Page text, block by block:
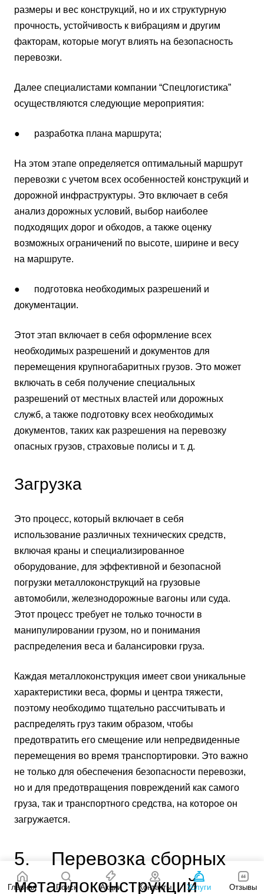
размеры и вес конструкций, но и их структурную
прочность, устойчивость к вибрациям и другим
факторам, которые могут влиять на безопасность
перевозки.
Далее специалистами компании “Спецлогистика”
осуществляются следующие мероприятия:
● разработка плана маршрута;
На этом этапе определяется оптимальный маршрут
перевозки с учетом всех особенностей конструкций и
дорожной инфраструктуры. Это включает в себя
анализ дорожных условий, выбор наиболее
подходящих дорог и обходов, а также оценку
возможных ограничений по высоте, ширине и весу
на маршруте.
● подготовка необходимых разрешений и
документации.
Этот этап включает в себя оформление всех
необходимых разрешений и документов для
перемещения крупногабаритных грузов. Это может
включать в себя получение специальных
разрешений от местных властей или дорожных
служб, а также подготовку всех необходимых
документов, таких как разрешения на перевозку
опасных грузов, страховые полисы и т. д.
Загрузка
Это процесс, который включает в себя
использование различных технических средств,
включая краны и специализированное
оборудование, для эффективной и безопасной
погрузки металлоконструкций на грузовые
автомобили, железнодорожные вагоны или суда.
Этот процесс требует не только точности в
манипулировании грузом, но и понимания
распределения веса и балансировки груза.
Каждая металлоконструкция имеет свои уникальные
характеристики веса, формы и центра тяжести,
поэтому необходимо тщательно рассчитывать и
распределять груз таким образом, чтобы
предотвратить его смещение или непредвиденные
перемещения во время транспортировки. Это важно
не только для обеспечения безопасности перевозки,
но и для предотвращения повреждений как самого
груза, так и транспортного средства, на которое он
загружается.
5. Перевозка сборных
металлоконструкций
Главная Поиск Акции Контакты Услуги Отзывы